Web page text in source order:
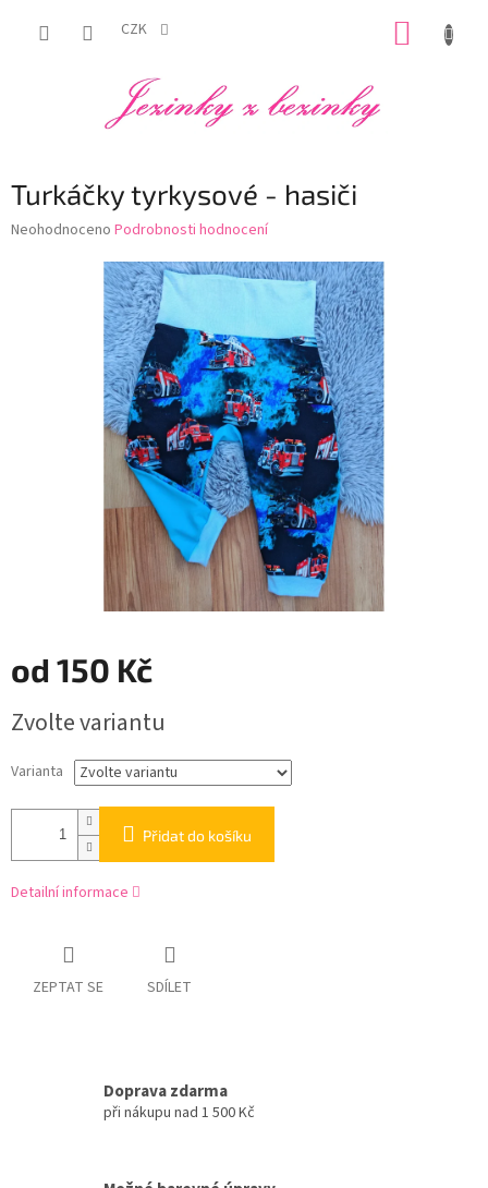
CZK
Turkáčky tyrkysové - hasiči
Průměrné
Neohodnoceno Podrobnosti hodnocení
od 150 Kč
cena:
Zvolte variantu
Varianta
Přidat do košíku
Detailní informace
ZEPTAT SE SDÍLET
Doprava zdarma
při nákupu nad 1 500 Kč